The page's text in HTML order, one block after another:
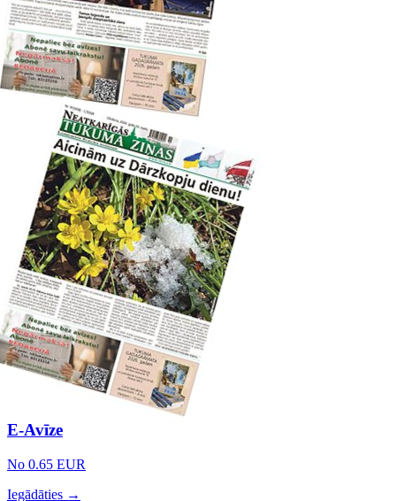
E-Avīze
No 0.65 EUR
Iegādāties →